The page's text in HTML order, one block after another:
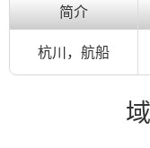
简介
杭川，航船